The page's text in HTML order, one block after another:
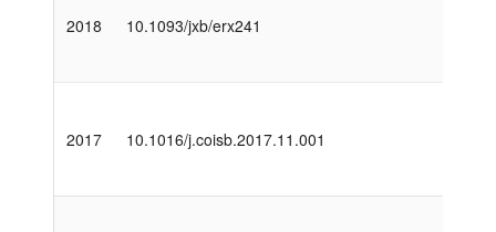
2018 10.1093/jxb/erx241
2017 10.1016/j.coisb.2017.11.001